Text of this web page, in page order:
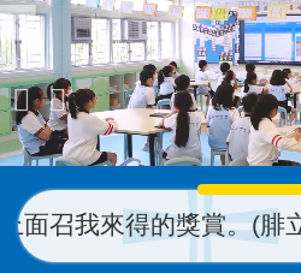
我來得的獎賞。(腓立比